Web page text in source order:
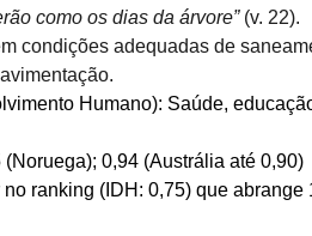
como os dias da árvore” (v. 22).
condições adequadas de
Humano): Saúde,
0,94 (Austrália até 0,90)
ranking (IDH: 0,75) que